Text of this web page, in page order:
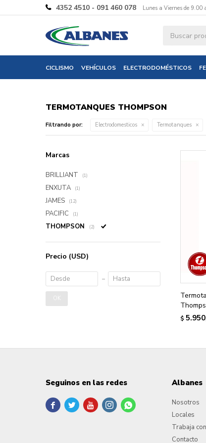
CICLISMO VEHÍCULOS ELECTRODOMÉSTICOS
4352 4510 - 091 460 078 Lunes a Viernes de
TERMOTANQUES THOMPSON
Filtrando por: Electrodomesticos Termotanques
$
Marcas
BRILLIANT (1)
ENXUTA (1)
JAMES (12)
PACIFIC (1)
THOMPSON (2)
Precio (USD)
OK
Albanes
Nosotros
Locales
Trabaja
Contacto
Seguinos en las redes
    